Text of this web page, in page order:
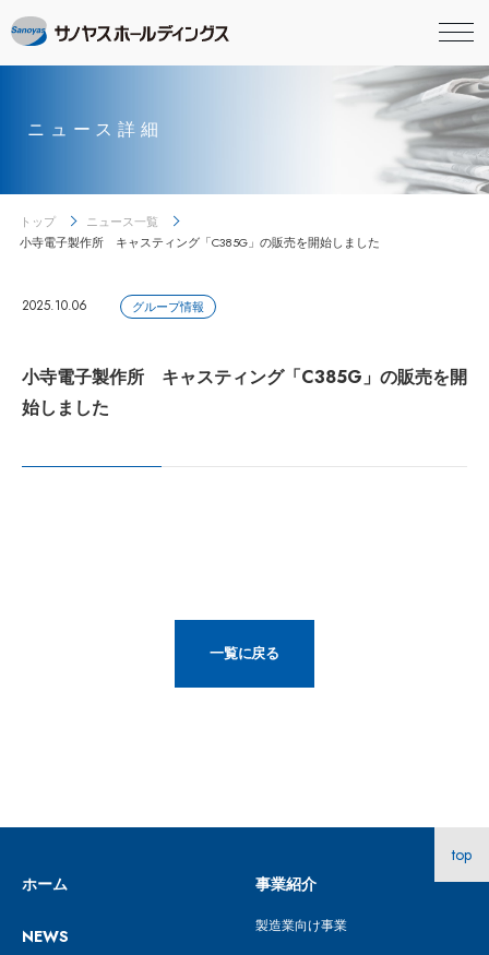
ニュース詳細
トップ
ニュース一覧
小寺電子製作所 キャスティング「C385G」の販売を開始しました
2025.10.06 グループ情報
小寺電子製作所 キャスティング「C385G」の販売を開
始しました
一覧に戻る
ホーム
NEWS
事業紹介
製造業向け事業
top